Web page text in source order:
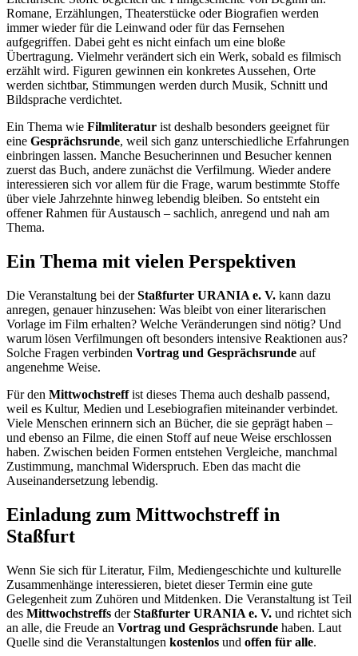
Romane, Erzählungen, Theaterstücke oder Biografien werden
immer wieder für die Leinwand oder für das Fernsehen
aufgegriffen. Dabei geht es nicht einfach um eine bloße
Übertragung. Vielmehr verändert sich ein Werk, sobald es filmisch
erzählt wird. Figuren gewinnen ein konkretes Aussehen, Orte
werden sichtbar, Stimmungen werden durch Musik, Schnitt und
Bildsprache verdichtet.
Ein Thema wie Filmliteratur ist deshalb besonders geeignet für
eine Gesprächsrunde, weil sich ganz unterschiedliche Erfahrungen
einbringen lassen. Manche Besucherinnen und Besucher kennen
zuerst das Buch, andere zunächst die Verfilmung. Wieder andere
interessieren sich vor allem für die Frage, warum bestimmte Stoffe
über viele Jahrzehnte hinweg lebendig bleiben. So entsteht ein
offener Rahmen für Austausch – sachlich, anregend und nah am
Thema.
Ein Thema mit vielen Perspektiven
Die Veranstaltung bei derStaßfurter URANIA e. V. kann dazu
anregen, genauer hinzusehen: Was bleibt von einer literarischen
Vorlage im Film erhalten? Welche Veränderungen sind nötig? Und
warum lösen Verfilmungen oft besonders intensive Reaktionen aus?
Solche Fragen verbinden Vortrag und Gesprächsrunde auf
angenehme Weise.
Für den Mittwochstreffist dieses Thema auch deshalb passend,
weil es Kultur, Medien und Lesebiografien miteinander verbindet.
Viele Menschen erinnern sich an Bücher, die sie geprägt haben –
und ebenso an Filme, die einen Stoff auf neue Weise erschlossen
haben. Zwischen beiden Formen entstehen Vergleiche, manchmal
Zustimmung, manchmal Widerspruch. Eben das macht die
Auseinandersetzung lebendig.
Einladung zum Mittwochstreff in
Staßfurt
Wenn Sie sich für Literatur, Film, Mediengeschichte und kulturelle
Zusammenhänge interessieren, bietet dieser Termin eine gute
Gelegenheit zum Zuhören und Mitdenken. Die Veranstaltung ist Teil
des Mittwochstreffs derStaßfurter URANIA e. V. und richtet sich
an alle, die Freude an Vortrag und Gesprächsrunde haben. Laut
Quelle sind die Veranstaltungen kostenlos und offen für alle.